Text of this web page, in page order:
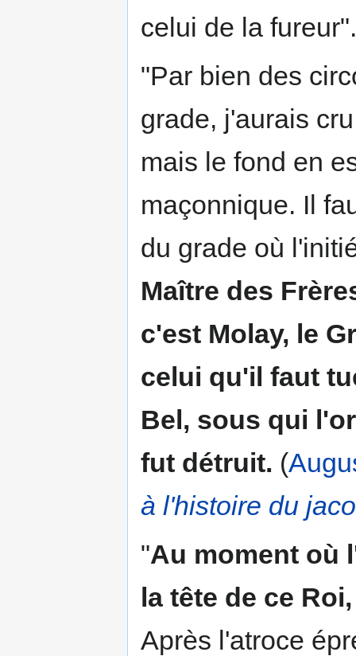
celui de la fureur".
"Par bien des
grade, j'aurais
mais le fond en
maçonnique. Il
du grade où
Maître des
c'est Molay, le
celui qu'il faut
Bel, sous qui
fut détruit. (
à l'histoire du
"Au moment où
la tête de ce
Après l'atroce